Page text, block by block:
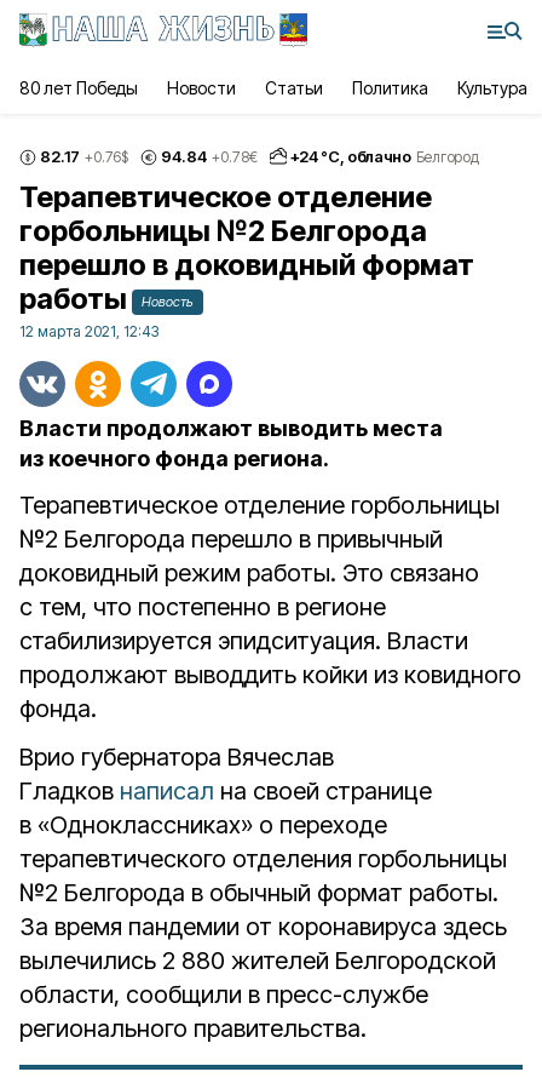
80 лет Победы Новости Статьи Политика Культура
82.17 +0.76$ 94.84 +0.78€ +24°С, облачно Белгород
Терапевтическое отделение
горбольницы №2 Белгорода
перешло в доковидный формат
работы
Новость
12 марта 2021, 12:43
Власти продолжают выводить места
из коечного фонда региона.
Терапевтическое отделение горбольницы
№2 Белгорода перешло в привычный
доковидный режим работы. Это связано
с тем, что постепенно в регионе
стабилизируется эпидситуация. Власти
продолжают выводдить койки из ковидного
фонда.
Врио губернатора Вячеслав
Гладков написал на своей странице
в «Одноклассниках» о переходе
терапевтического отделения горбольницы
№2 Белгорода в обычный формат работы.
За время пандемии от коронавируса здесь
вылечились 2 880 жителей Белгородской
области, сообщили в пресс-службе
регионального правительства.